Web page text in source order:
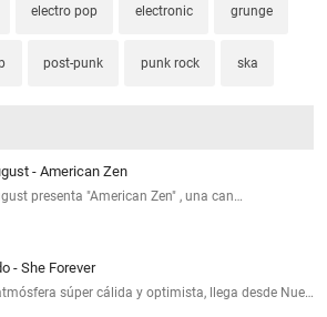
electro pop electronic grunge
post-punk punk rock ska
- American Zen
presenta "American Zen" , una can…
- She Forever
súper cálida y optimista, llega desde Nue…